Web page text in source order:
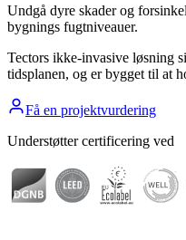
Undgå dyre skader og
bygnings fugtniveauer.
Tectors ikke-invasive løsning
tidsplanen, og er bygget til at
Få en projektvurdering
Understøtter certificering ved